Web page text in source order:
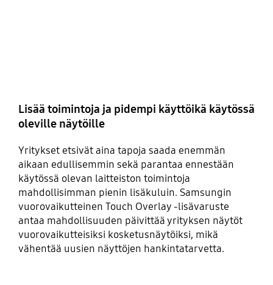
Lisää toimintoja ja pidempi käyttöikä käytössä
oleville näytöille
Yritykset etsivät aina tapoja saada enemmän
aikaan edullisemmin sekä parantaa ennestään
käytössä olevan laitteiston toimintoja
mahdollisimman pienin lisäkuluin. Samsungin
vuorovaikutteinen Touch Overlay -lisävaruste
antaa mahdollisuuden päivittää yrityksen näytöt
vuorovaikutteisiksi kosketusnäytöiksi, mikä
vähentää uusien näyttöjen hankintatarvetta.